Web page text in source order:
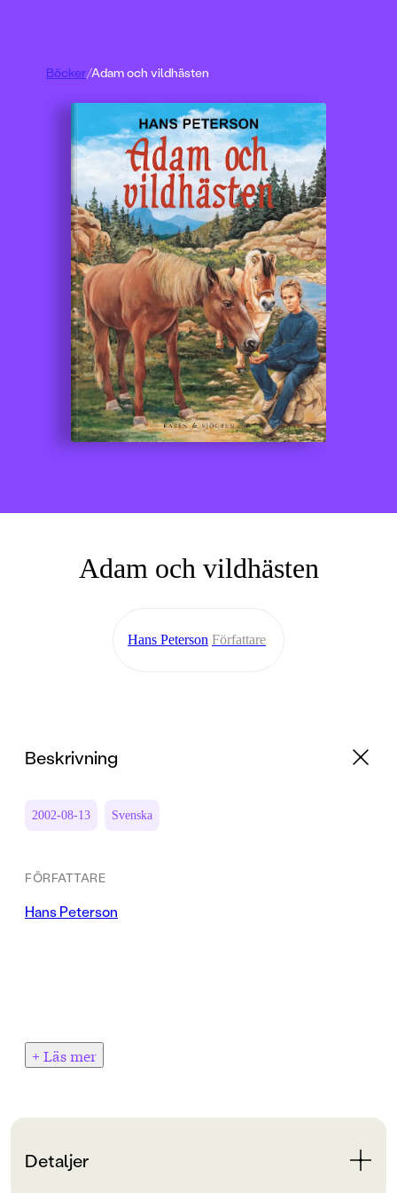
Adam och vildhästen
Hans Peterson Författare
Böcker/Adam och vildhästen
Beskrivning
2002-08-13 Svenska
FÖRFATTARE
Hans Peterson
+ Läs mer
Detaljer